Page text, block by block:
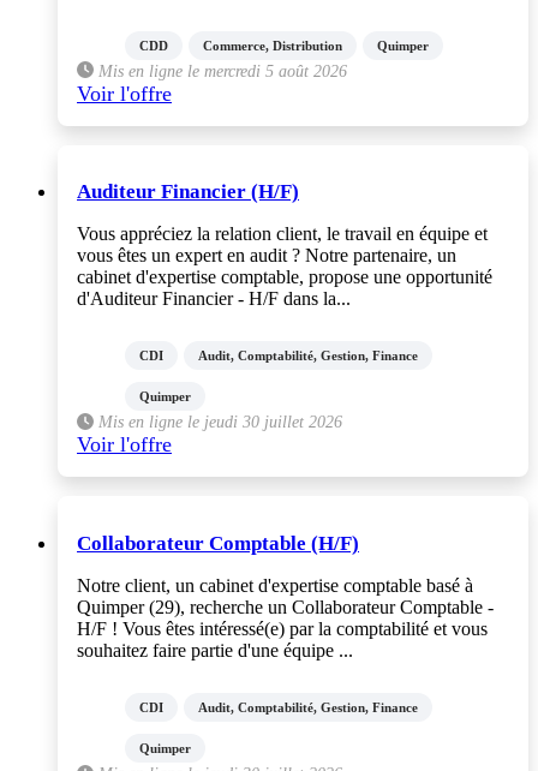
CDD Commerce, Distribution Quimper
Mis en ligne le mercredi 5 août 2026
Voir l'offre
Auditeur Financier (H/F)
Vous appréciez la relation client, le travail en équipe et
vous êtes un expert en audit ? Notre partenaire, un
cabinet d'expertise comptable, propose une opportunité
d'Auditeur Financier - H/F dans la...
CDI Audit, Comptabilité, Gestion, Finance
Quimper
Mis en ligne le jeudi 30 juillet 2026
Voir l'offre
Collaborateur Comptable (H/F)
Notre client, un cabinet d'expertise comptable basé à
Quimper (29), recherche un Collaborateur Comptable -
H/F ! Vous êtes intéressé(e) par la comptabilité et vous
souhaitez faire partie d'une équipe ...
CDI Audit, Comptabilité, Gestion, Finance
Quimper